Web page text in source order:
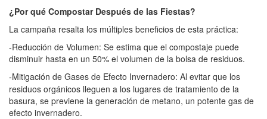
¿Por qué Compostar Después de las Fiestas?
La campaña resalta los múltiples beneficios de esta práctica:
-Reducción de Volumen: Se estima que el compostaje puede
disminuir hasta en un 50% el volumen de la bolsa de residuos.
-Mitigación de Gases de Efecto Invernadero: Al evitar que los
residuos orgánicos lleguen a los lugares de tratamiento de la
basura, se previene la generación de metano, un potente gas de
efecto invernadero.